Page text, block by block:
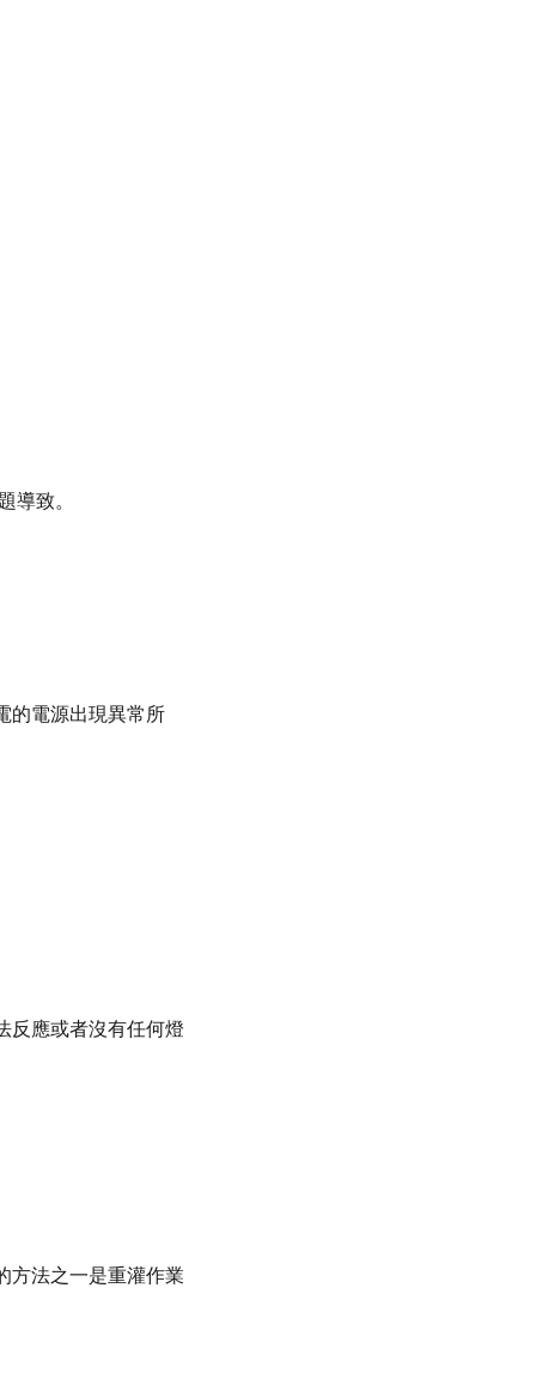
致。
的電源出現異常所
反應或者沒有任何燈
方法之一是重灌作業